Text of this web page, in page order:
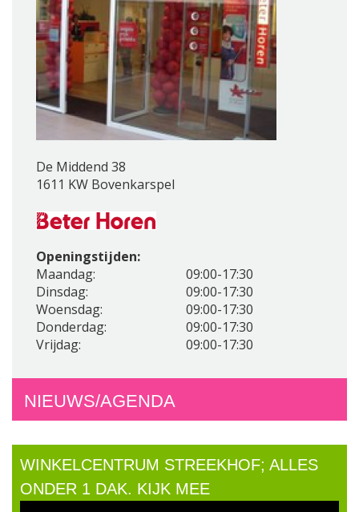
De Middend 38
1611 KW Bovenkarspel
Openingstijden:
Maandag:
09:00-17:30
Dinsdag:
09:00-17:30
Woensdag:
09:00-17:30
Donderdag:
09:00-17:30
Vrijdag:
09:00-17:30
NIEUWS/AGENDA
WINKELCENTRUM STREEKHOF; ALLES
ONDER 1 DAK. KIJK MEE